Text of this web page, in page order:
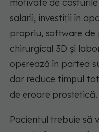
motivate de
salarii, investiții în
propriu, software de
chirurgical 3D și
operează în partea
dar reduce timpul
de eroare prostetică.
Pacientul trebuie să